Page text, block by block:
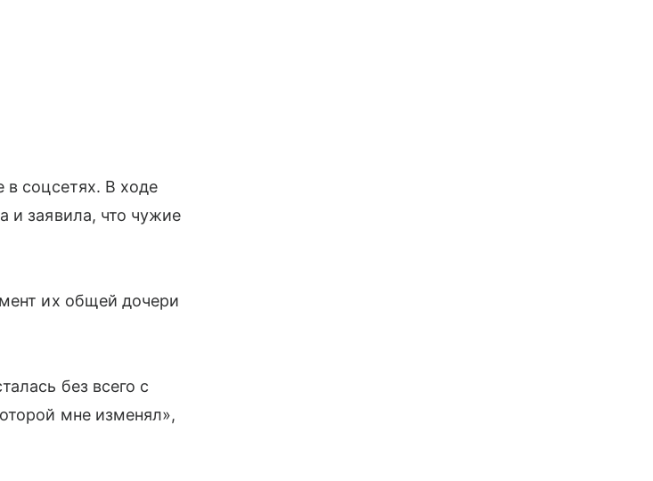
в соцсетях. В ходе
и заявила, что чужие
их общей дочери
без всего с
мне изменял»,